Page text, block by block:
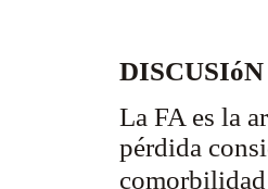
DISCUSIóN
La FA es la
pérdida